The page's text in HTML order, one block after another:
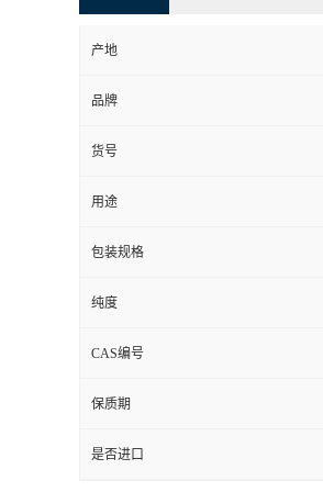
产地
品牌
货号
用途
包装规格
纯度
CAS编号
保质期
是否进口